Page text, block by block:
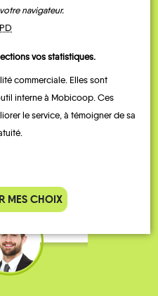
en train, mais le
est toujours
testé Rezo
36 ans
navigateur.
vos statistiques.
commerciale. Elles sont
interne à Mobicoop. Ces
le service, à témoigner de sa
MES CHOIX